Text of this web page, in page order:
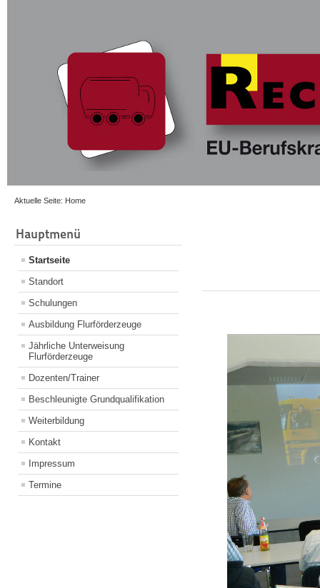
Aktuelle Seite: Home
Hauptmenü
Startseite
Standort
Schulungen
Ausbildung Flurförderzeuge
Jährliche Unterweisung
Flurförderzeuge
Dozenten/Trainer
Beschleunigte Grundqualifikation
Weiterbildung
Kontakt
Impressum
Termine